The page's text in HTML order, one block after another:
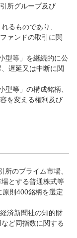
所グループ及び
るものであり、
ァンドの取引に関
型等」を継続的に公
遅延又は中断に関
型等」の構成銘柄、
を変える権利及び
のプライム市場、
とする普通株式等
則400銘柄を選定
済新聞社の知的財
ど同指数に関する